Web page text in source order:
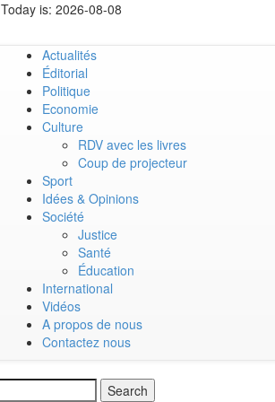
Today is: 2026-08-08
Main
navigation
Actualités
Éditorial
Politique
Economie
Culture
RDV avec les livres
Coup de projecteur
Sport
Idées & Opinions
Société
Justice
Santé
Éducation
International
Vidéos
A propos de nous
Contactez nous